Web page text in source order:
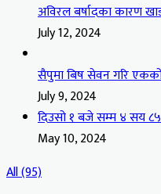
अविरल बर्षादका कारण
July 12, 2024
सैपुमा बिष सेवन गरि
July 9, 2024
दिउसो १ बजे सम्म ४ सय
May 10, 2024
All (95)